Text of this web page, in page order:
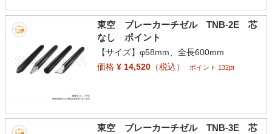
東空 ブレーカーチゼル TNB-2E 芯
なし ポイント
【サイズ】φ58mm、全長600mm
価格¥ 14,520（税込） ポイント 132pt
東空 ブレーカーチゼル TNB-3E 芯